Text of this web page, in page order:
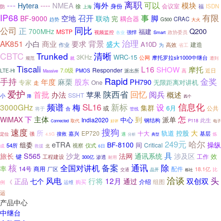
防 --- Hytera ---- NMEA 徐 上海 海外 身份 离职可以 会议室 模块 福 ISDN
IP68 BF-9000 趋势 空地召开 联动 完 耦合器 事 脚 G500 CRAC 大火 有限
公司 正 700MHz MSTP 同比 视频监控 各业 强悍 福建 Smart 政协委员 Q200
AK851 小白 商业 作业 要求背景 盛大 治理 A10D 为 高效 省工 建造
CBTC 规范 Trunked 就 3KHz 清晰 WRC-15 公网 摩托罗拉slr1000中继台 遭到
LTE-Hi Tiscali Massive 7.0级 PMOS Responder 派出所 L16 SHOW 高 摩托 近日
手持 专家 走 年度 麻栗 股东 One Rapid PH790 无限距离对讲机 金奖
小 爱护 降 首批 办法 SSHT 苹果 陕西省 回忆 阅兵概述 四个
3000GHz 将于 频谱 合 梅 SL16 或 新标 管线 集群 设 6月 信息化 公共
WiMAX 下 主体 Connected 取代 India2020 好评 中心 到 钢结构 派单 怎 P118 此生 电子
定位 速度 强 所 4.5G 搜救 嘉兴 EP720 搜狗 遇 分析 十大 典型 轨道 控股 大 基层 炼
成 54所 组委 救援 北 eTRA 视察 仪式 6日 BF-8100 间 Critical 249元 哈尔 操纵
旅长 键 S565 工程建设 沙龙 300亿 渗透 耐用 法网 通讯系统 具 涉及区 工作 效
率 核 14号 商用 厂区 全国对讲机备案 交通 通讯 品开 除 配件 栎社 18.1亿 比
例
《 正品 七个 风电 运维 购买 行将 12月 通过 介绍 组图 洽谈 双创双 头
运
产品中心
中继台